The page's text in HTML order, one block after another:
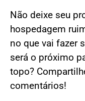
Não deixe seu
hospedagem
no que vai fazer
será o próximo
topo?
comentários!